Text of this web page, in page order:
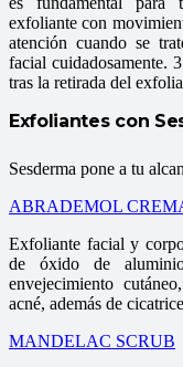
exfoliante con
atención cuando se
facial cuidadosamente.
tras la retirada del
Exfoliantes con
Sesderma pone a tu
ABRADEMOL
Exfoliante facial y
de óxido de
envejecimiento
acné, además de
MANDELAC SCRUB